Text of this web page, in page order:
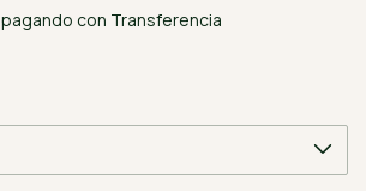
pagando con Transferencia